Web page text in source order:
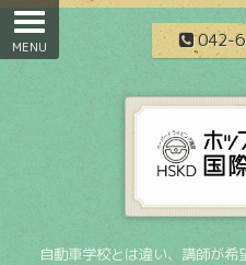
042-
自動車学校とは違い、講師が